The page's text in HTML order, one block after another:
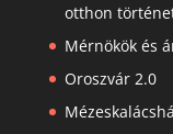
otthon
Mérnökök és
Oroszvár 2.0